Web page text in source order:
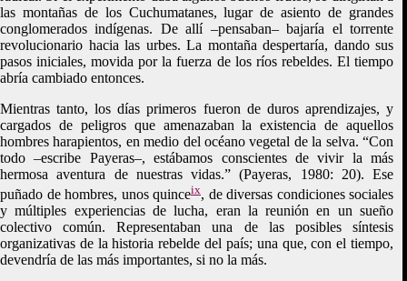
las montañas de los Cuchumatanes, lugar de asiento de grandes
conglomerados indígenas. De allí –pensaban– bajaría el torrente
revolucionario hacia las urbes. La montaña despertaría, dando sus
pasos iniciales, movida por la fuerza de los ríos rebeldes. El tiempo
abría cambiado entonces.
Mientras tanto, los días primeros fueron de duros aprendizajes, y
cargados de peligros que amenazaban la existencia de aquellos
hombres harapientos, en medio del océano vegetal de la selva. “Con
todo –escribe Payeras–, estábamos conscientes de vivir la más
hermosa aventura de nuestras vidas.” (Payeras, 1980: 20). Ese
puñado de hombres, unos quinceix, de diversas condiciones sociales
y múltiples experiencias de lucha, eran la reunión en un sueño
colectivo común. Representaban una de las posibles síntesis
organizativas de la historia rebelde del país; una que, con el tiempo,
devendría de las más importantes, si no la más.